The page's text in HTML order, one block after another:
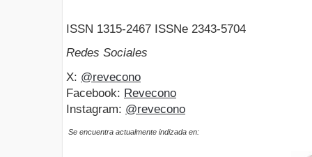
ISSN 1315-2467 ISSNe 2343-5704
Redes Sociales
X: @revecono
Facebook: Revecono
Instagram: @revecono
Se encuentra actualmente indizada en: